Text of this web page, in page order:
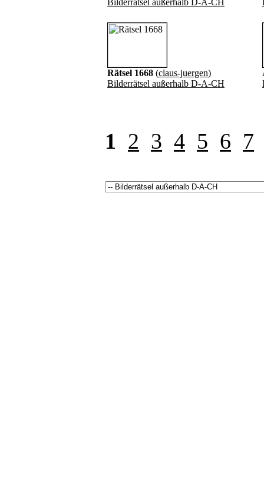
Bilderrätsel außerhalb D-A-CH
Rätsel 1668 (claus-juergen)
Bilderrätsel außerhalb D-A-CH
1 2 3 4 5 6 7